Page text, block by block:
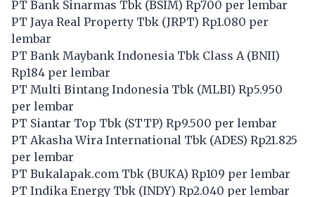
PT Bank Sinarmas Tbk (BSIM) Rp700 per lembar
PT Jaya Real Property Tbk (JRPT) Rp1.080 per
lembar
PT Bank Maybank Indonesia Tbk Class A (BNII)
Rp184 per lembar
PT Multi Bintang Indonesia Tbk (MLBI) Rp5.950
per lembar
PT Siantar Top Tbk (STTP) Rp9.500 per lembar
PT Akasha Wira International Tbk (ADES) Rp21.825
per lembar
PT Bukalapak.com Tbk (BUKA) Rp109 per lembar
PT Indika Energy Tbk (INDY) Rp2.040 per lembar